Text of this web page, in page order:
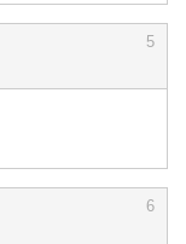
5
6